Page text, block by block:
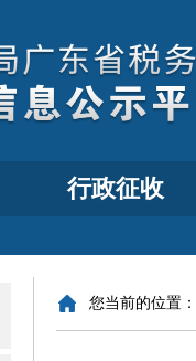
行政征收
您当前的位置